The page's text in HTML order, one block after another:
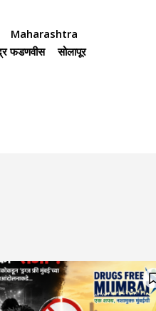
Maharashtra
फडणवीस
सोलापूर